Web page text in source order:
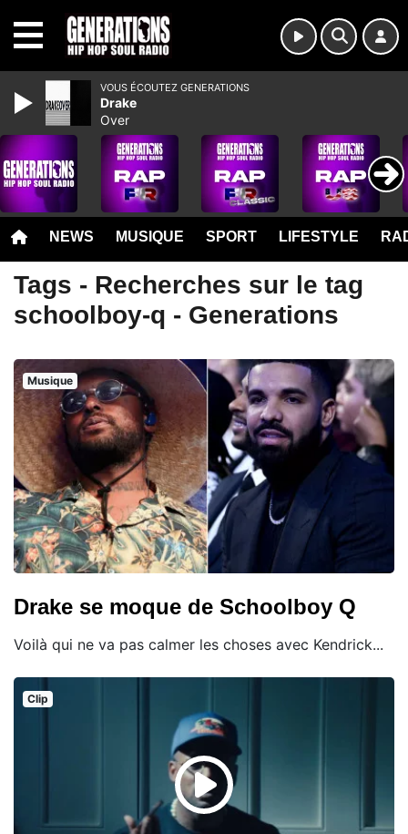
NEWS MUSIQUE SPORT LIFESTYLE
Tags - Recherches sur le tag
schoolboy-q - Generations
Musique
Drake se moque de Schoolboy Q
Voilà qui ne va pas calmer les choses avec Kendrick...
Clip
VOUS ÉCOUTEZ GENERATIONS
Drake
Over